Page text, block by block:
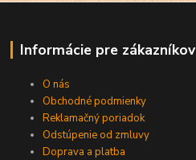
Informácie pre zákazníkov
O nás
Obchodné podmienky
Reklamačný poriadok
Odstúpenie od zmluvy
Doprava a platba